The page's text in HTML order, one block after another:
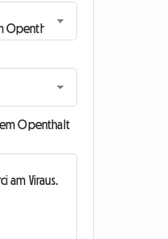
Openthalt